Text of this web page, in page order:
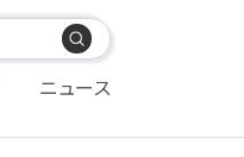
ニュース